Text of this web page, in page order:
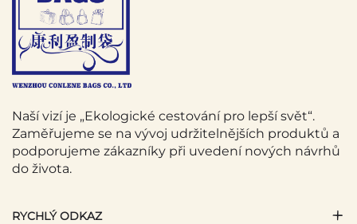
Naší vizí je „Ekologické cestování pro lepší svět“.
Zaměřujeme se na vývoj udržitelnějších produktů a
podporujeme zákazníky při uvedení nových návrhů
do života.
RYCHLÝ ODKAZ